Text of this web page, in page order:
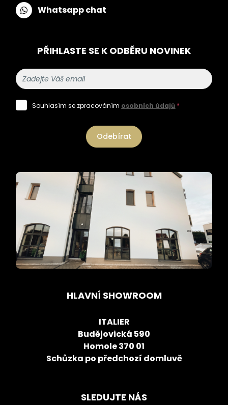
Whatsapp chat
PŘIHLASTE SE K ODBĚRU NOVINEK
Souhlasím se zpracováním osobních údajů *
Odebírat
HLAVNÍ SHOWROOM
ITALIER
Budějovická 590
Homole 370 01
Schůzka po předchozí domluvě
SLEDUJTE NÁS